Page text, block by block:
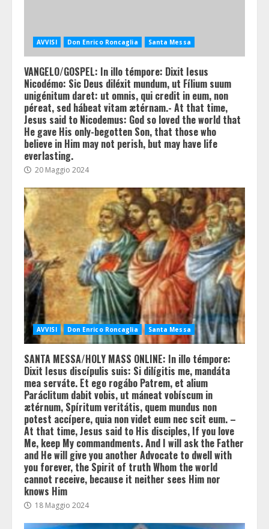
AVVISI Don Enrico Roncaglia Santa Messa
VANGELO/GOSPEL: In illo témpore: Dixit Iesus
Nicodémo: Sic Deus diléxit mundum, ut Fílium suum
unigénitum daret: ut omnis, qui credit in eum, non
péreat, sed hábeat vitam ætérnam.- At that time,
Jesus said to Nicodemus: God so loved the world that
He gave His only-begotten Son, that those who
believe in Him may not perish, but may have life
everlasting.
20 Maggio 2024
AVVISI Don Enrico Roncaglia Santa Messa
SANTA MESSA/HOLY MASS ONLINE: In illo témpore:
Dixit Iesus discípulis suis: Si dilígitis me, mandáta
mea serváte. Et ego rogábo Patrem, et alium
Paráclitum dabit vobis, ut máneat vobíscum in
ætérnum, Spíritum veritátis, quem mundus non
potest accípere, quia non videt eum nec scit eum. –
At that time, Jesus said to His disciples, If you love
Me, keep My commandments. And I will ask the Father
and He will give you another Advocate to dwell with
you forever, the Spirit of truth Whom the world
cannot receive, because it neither sees Him nor
knows Him
18 Maggio 2024